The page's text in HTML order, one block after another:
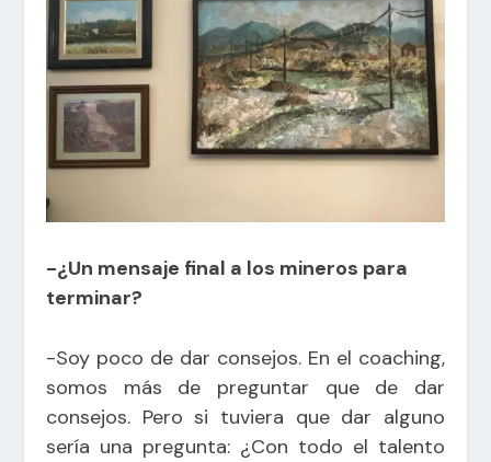
-¿Un mensaje final a los mineros para
terminar?
-Soy poco de dar consejos. En el coaching,
somos más de preguntar que de dar
consejos. Pero si tuviera que dar alguno
sería una pregunta: ¿Con todo el talento